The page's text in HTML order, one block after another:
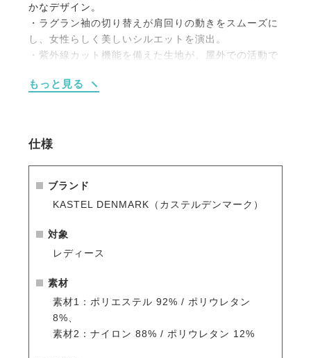
かなデザイン。
・ラグラン袖の切り替えが肩回りの動きをスムーズに
し、女性らしく美しいシルエットを演出。
・紫外線カット機能を備えた生地が、屋外での活動で
・柔らかな4方向ストレッチ素材と通気性に優れたパ
・スタイリッシュなスタンドカラーと1/4ジップが、
スムーズな体温調節と自在なスタイリングを実現。
・乗馬シーンだけでなくハイキングや各種スポーツ、
日常のカジュアルな装いまで場所を選ばず幅広く活
人気商品はすぐに完売となりますので、新商品をいち
早くご案内している
もっと見る
仕様
ブランド
KASTEL DENMARK（カステルデンマーク）
対象
レディース
素材
素材1：ポリエステル 92% / ポリウレタン
8%、
素材2：ナイロン 88% / ポリウレタン 12%